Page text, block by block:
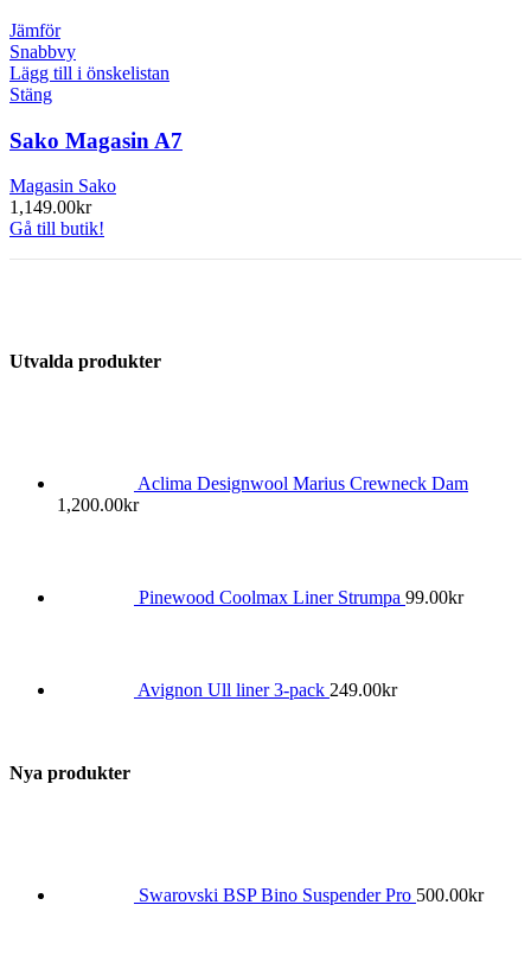
Jämför
Snabbvy
Lägg till i önskelistan
Stäng
Sako Magasin A7
Magasin Sako
1,149.00kr
Gå till butik!
Utvalda produkter
Aclima Designwool Marius Crewneck Dam
1,200.00kr
Pinewood Coolmax Liner Strumpa 99.00kr
Avignon Ull liner 3-pack 249.00kr
Nya produkter
Swarovski BSP Bino Suspender Pro 500.00kr